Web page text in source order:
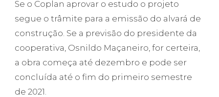
Se o Coplan aprovar o estudo o projeto
segue o trâmite para a emissão do alvará de
construção. Se a previsão do presidente da
cooperativa, Osnildo Maçaneiro, for certeira,
a obra começa até dezembro e pode ser
concluída até o fim do primeiro semestre
de 2021.